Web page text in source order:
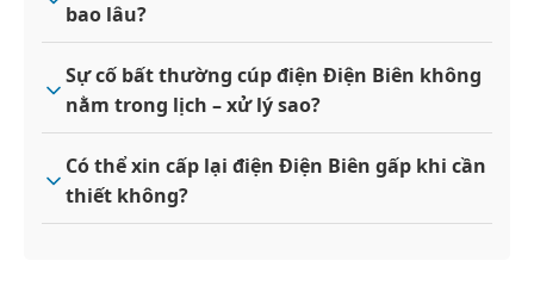
bao lâu?
Sự cố bất thường cúp điện Điện Biên không
nằm trong lịch – xử lý sao?
Có thể xin cấp lại điện Điện Biên gấp khi cần
thiết không?